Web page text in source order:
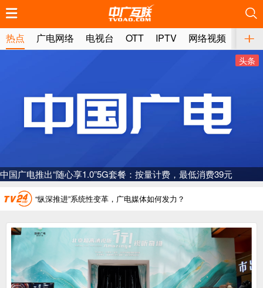
热点 广电网络 电视台 OTT IPTV 网络视频 媒体
头条
“广电方案”纳入国家应急通信一体化保障体系
广电总局对互联网电视自动续费专项治理
中国广电：编制一体化电视技术标准白皮书
一电视频道开播
“纵深推进”系统性变革，广电媒体如何发力？
“一省一网”，中国广电为何走了二十年？
广电总局对互联网电视自动续费专项治理
中国广电：编制一体化电视技术标准白皮书
推荐
推荐
推荐
推荐
推荐
推荐
推荐
推荐
推荐
推荐
推荐
推荐
推荐
推荐
推荐
推荐
推荐
推荐
推荐
推荐